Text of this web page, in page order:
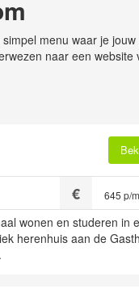
menu waar je
naar een
645 p/m
wonen en studeren in
herenhuis aan de